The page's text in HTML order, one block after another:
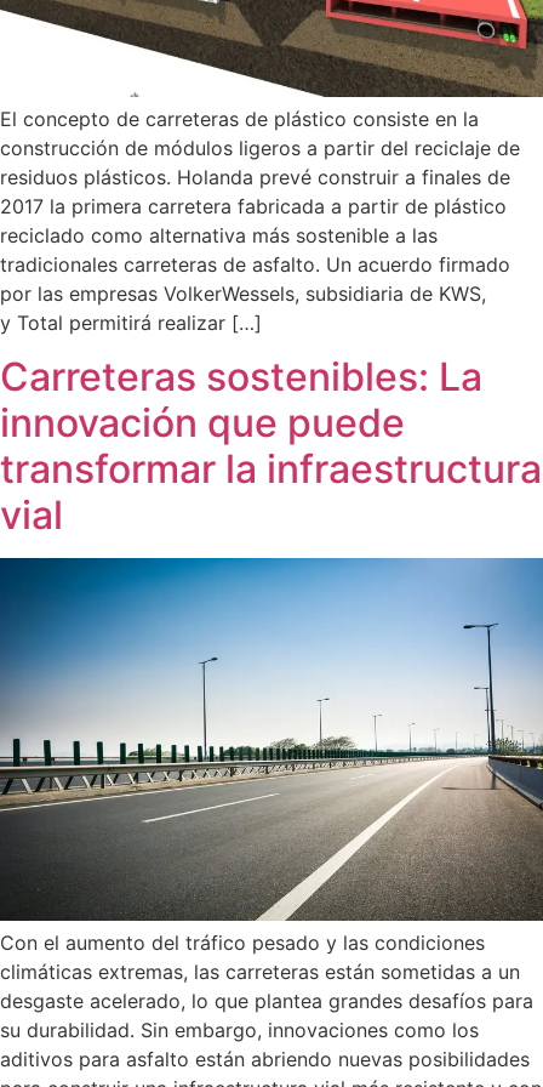
El concepto de carreteras de plástico consiste en la
construcción de módulos ligeros a partir del reciclaje de
residuos plásticos. Holanda prevé construir a finales de
2017 la primera carretera fabricada a partir de plástico
reciclado como alternativa más sostenible a las
tradicionales carreteras de asfalto. Un acuerdo firmado
por las empresas VolkerWessels, subsidiaria de KWS,
y Total permitirá realizar […]
Carreteras sostenibles: La
innovación que puede
transformar la infraestructura
vial
Con el aumento del tráfico pesado y las condiciones
climáticas extremas, las carreteras están sometidas a un
desgaste acelerado, lo que plantea grandes desafíos para
su durabilidad. Sin embargo, innovaciones como los
aditivos para asfalto están abriendo nuevas posibilidades